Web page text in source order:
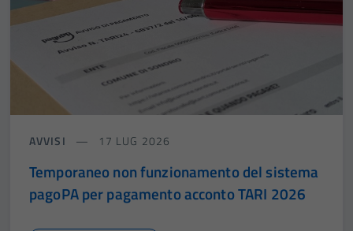
AVVISI 17 LUG 2026
Temporaneo non funzionamento del sistema
pagoPA per pagamento acconto TARI 2026